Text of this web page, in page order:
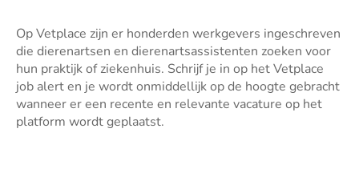
Op Vetplace zijn er honderden werkgevers ingeschreven
die dierenartsen en dierenartsassistenten zoeken voor
hun praktijk of ziekenhuis. Schrijf je in op het Vetplace
job alert en je wordt onmiddellijk op de hoogte gebracht
wanneer er een recente en relevante vacature op het
platform wordt geplaatst.